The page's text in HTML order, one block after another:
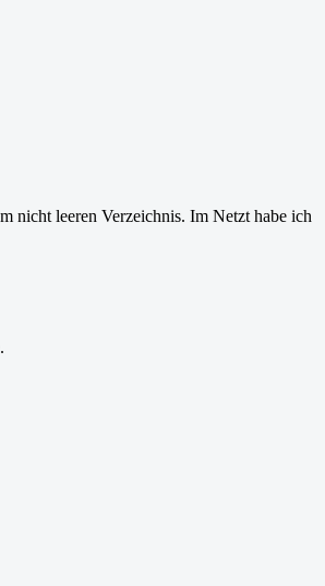
nicht leeren Verzeichnis. Im Netzt habe ich